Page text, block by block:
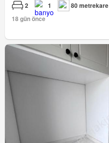
2 1
80 metrekare
18 gün önce